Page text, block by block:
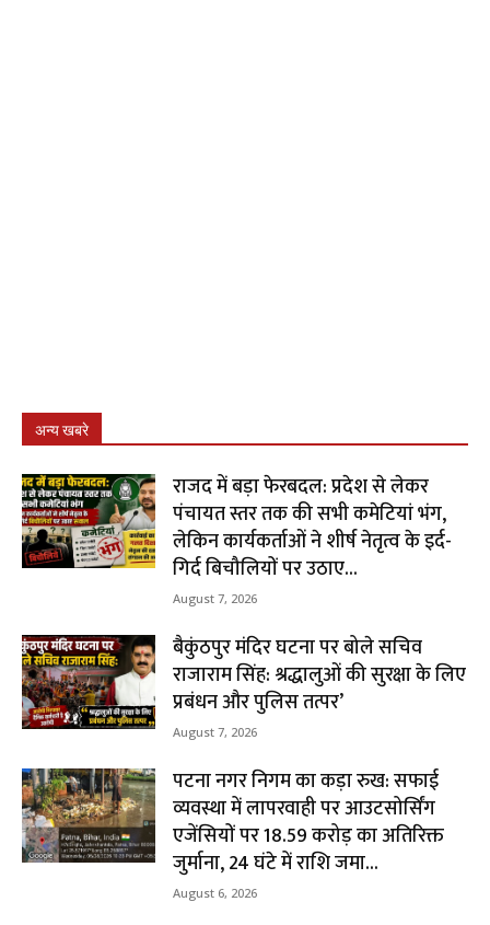
अन्य खबरे
राजद में बड़ा फेरबदल: प्रदेश से लेकर
पंचायत स्तर तक की सभी कमेटियां भंग,
लेकिन कार्यकर्ताओं ने शीर्ष नेतृत्व के इर्द-
गिर्द बिचौलियों पर उठाए...
August 7, 2026
बैकुंठपुर मंदिर घटना पर बोले सचिव
राजाराम सिंह: श्रद्धालुओं की सुरक्षा के लिए
प्रबंधन और पुलिस तत्पर’
August 7, 2026
पटना नगर निगम का कड़ा रुख: सफाई
व्यवस्था में लापरवाही पर आउटसोर्सिंग
एजेंसियों पर ₹18.59 करोड़ का अतिरिक्त
जुर्माना, 24 घंटे में राशि जमा...
August 6, 2026